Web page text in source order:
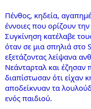
Πένθος, κηδεία,
έννοιες που ορίζουν
Συγκίνηση κατέλαβε
όταν σε μια σπηλιά στο
εξετάζοντας λείψανα
Νεάνταρταλ και έζησαν
διαπίστωσαν ότι είχαν
αποδείκνυαν τα
ενός παιδιού.